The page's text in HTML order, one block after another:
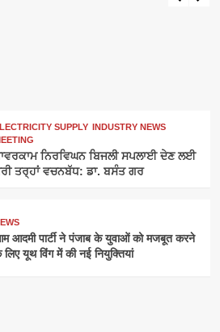
SUPPLY INDUSTRY NEWS
ਨਿਰਵਿਘਨ ਬਿਜਲੀ ਸਪਲਾਈ ਦੇਣ ਲਈ
ਤਰ੍ਹਾਂ ਵਚਨਬੱਧ: ਡਾ. ਬਸੰਤ ਗਰ
आदमी पार्टी ने पंजाब के युवाओं को मजबूत करने
लिए यूथ विंग में की नई नियुक्तियां